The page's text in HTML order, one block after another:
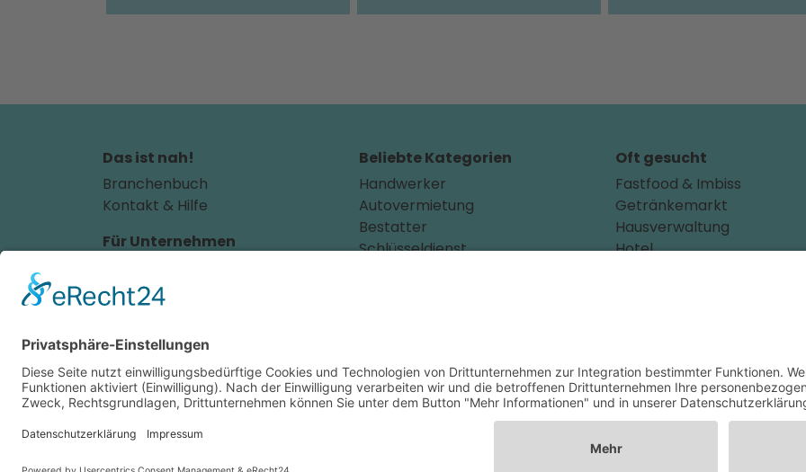
Das ist nah!
Branchenbuch
Kontakt & Hilfe
Für Unternehmen
Anzeigenschaltung
Impressum
Datenschutz
Cookie-Einstellungen
Beliebte Kategorien
Handwerker
Autovermietung
Bestatter
Schlüsseldienst
Autowerkstatt
Bauunternehmen
Oft gesucht
Fastfood & Imbiss
Getränkemarkt
Hausverwaltung
Hotel
Tennis
Tankstelle
Tierbedarf
Parken